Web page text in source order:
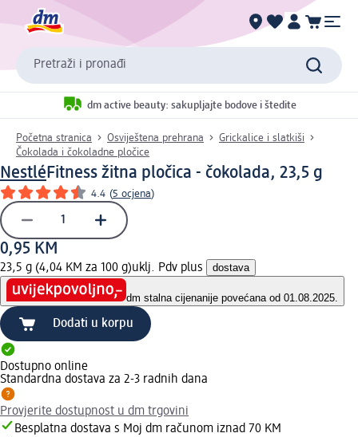
Pretraži i pronađi
dm active beauty: sakupljajte bodove i štedite
Početna stranica Osviještena prehrana
Grickalice i slatkiši
Čokolada i čokoladne pločice
NestléFitness žitna pločica - čokolada, 23,5 g
4.4 (5 ocjena)
0,95 KM
23,5 g (4,04 KM za 100 g)uklj. Pdv plus dostava
dm stalna cijenanije povećana od 01.08.2025.
Dodati u korpu
Dostupno online
Standardna dostava za 2-3 radnih dana
Provjerite dostupnost u dm trgovini
Besplatna dostava s Moj dm računom iznad 70 KM